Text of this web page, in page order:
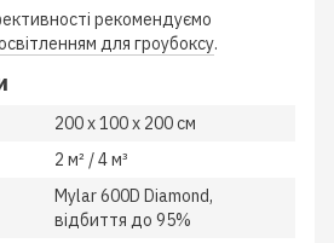
рекомендуємо
для гроубоксу.
200 x 100 x 200 см
2 м² / 4 м³
Mylar 600D Diamond,
відбиття до 95%